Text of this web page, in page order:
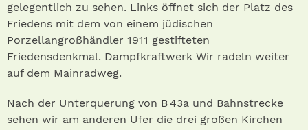
gelegentlich zu sehen. Links öffnet sich der Platz des
Friedens mit dem von einem jüdischen
Porzellangroßhändler 1911 gestifteten
Friedensdenkmal. Dampfkraftwerk Wir radeln weiter
auf dem Mainradweg.
Nach der Unterquerung von B 43a und Bahnstrecke
sehen wir am anderen Ufer die drei großen Kirchen